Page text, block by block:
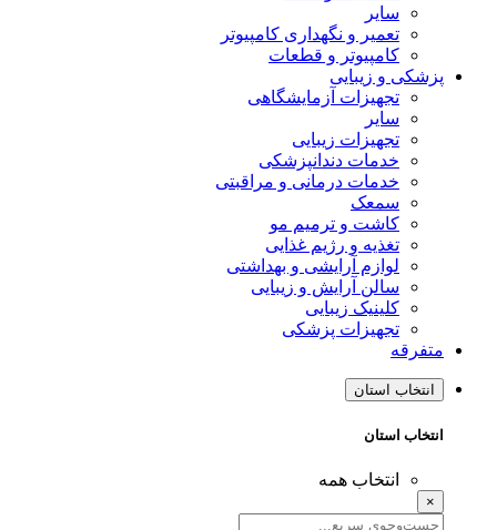
سایر
تعمیر و نگهداری کامپیوتر
کامپیوتر و قطعات
پزشکی و زیبایی
تجهیزات آزمایشگاهی
سایر
تجهیزات زیبایی
خدمات دندانپزشکی
خدمات درمانی و مراقبتی
سمعک
کاشت و ترمیم مو
تغذیه و رژیم غذایی
لوازم آرایشی و بهداشتی
سالن آرایش و زیبایی
کلینیک زیبایی
تجهیزات پزشکی
متفرقه
انتخاب استان
انتخاب استان
انتخاب همه
×